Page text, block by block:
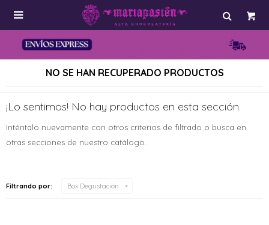

NO SE HAN RECUPERADO PRODUCTOS
¡Lo sentimos! No hay productos en esta sección.
Inténtalo nuevamente con otros criterios de filtrado o busca en
otras secciones de nuestro catálogo.
Filtrando por: Box Degustación